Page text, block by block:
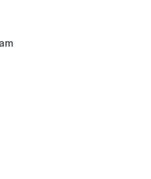
đến trung tâm Nha
tùy thuộc vào tình hình
bắt taxi tại khu vực
kiệm cho những du
buýt từ sân bay Cam